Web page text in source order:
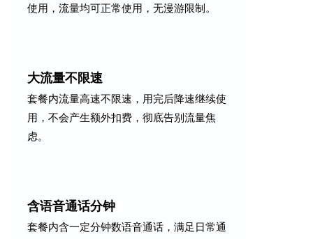
使用，流量均可正常使用，无漫游限制。
大流量不限速
套餐内流量高速不限速，用完后降速继续使
用，不会产生额外扣费，彻底告别流量焦
虑。
含语音通话分钟
套餐内含一定分钟数语音通话，满足日常通